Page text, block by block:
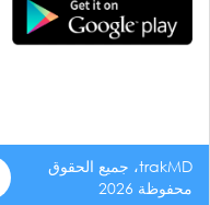
trakMD، جميع الحقوق
محفوظة 2026